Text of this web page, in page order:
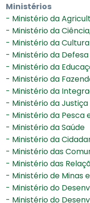
Ministérios
- Ministério da
- Ministério da
- Ministério da Cultura
- Ministério da Defesa
- Ministério da
- Ministério da
- Ministério da
- Ministério da Justiça
- Ministério da Pesca
- Ministério da Saúde
- Ministério da
- Ministério das
- Ministério das
- Ministério de Minas
- Ministério do
- Ministério do